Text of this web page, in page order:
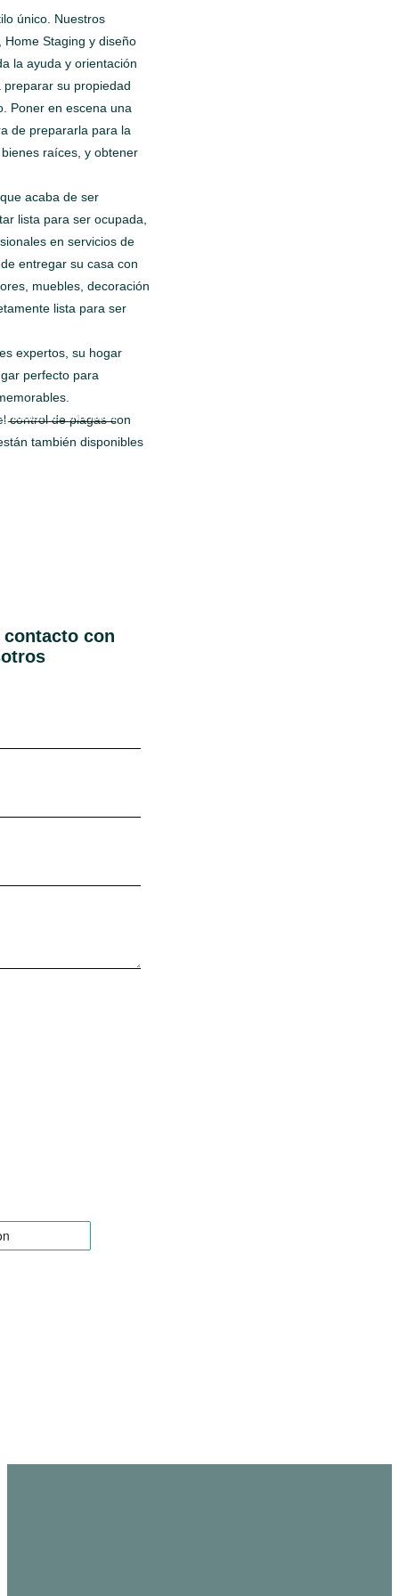
único. Nuestros
Staging y diseño
la ayuda y orientación
su propiedad
Poner en escena una
de prepararla para la
raíces, y obtener
acaba de ser
lista para ser ocupada,
en servicios de
entregar su casa con
muebles, decoración
lista para ser
expertos, su hogar
perfecto para
control de plagas con
también disponibles
de una hora
contacto con